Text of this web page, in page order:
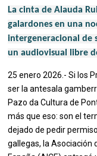
La cinta de Alauda
galardones en una
intergeneracional de
un audiovisual libre
25 enero 2026.- Si los
ser la antesala
Pazo da Cultura de
más que eso: son el
dejado de pedir
gallegas, la